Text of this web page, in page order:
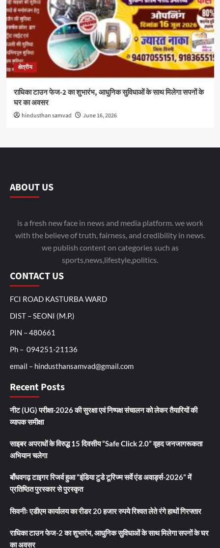
क्षेत्रीय
राधिका टाउन फेज-2 का शुभारंभ, आधुनिक सुविधाओं के साथ मिलेगा सपनों के
घर का अवसर
hindusthan samvad June 16, 2026
ABOUT US
is a fresh new face in news and media platform. we work
with the believe of truth, fairness, and credibility in news.
we publish content on categories such as
sports,news,lifestyle,politics.
CONTACT US
FCI ROAD KASTURBA WARD
DIST – SEONI (M.P.)
PIN – 480661
Ph – 094251-21136
email – hindusthansamvad@gmail.com
Recent Posts
नीट (UG) परीक्षा-2026 की सुरक्षा एवं निष्पक्ष संचालन को लेकर तैयारियों की
व्यापक समीक्षा
साइबर अपराधों के विरुद्ध 15 दिवसीय “Safe Click 2.0” वृहद जनजागरूकता
अभियान चलेगा
बाँधवगढ़ टाइगर रिजर्व हुआ “इंडिया टुडे टूरिज्म सर्वे एंड अवार्ड्स-2026” में
प्रतिष्ठित पुरस्कार से पुरस्कृत
सिवनीः एडीएम कार्यालय का रीडर 20 हजार रुपये रिश्वत लेते रंगे हाथों गिरफ्तार
राधिका टाउन फेज-2 का शुभारंभ, आधुनिक सुविधाओं के साथ मिलेगा सपनों के घर
का अवसर